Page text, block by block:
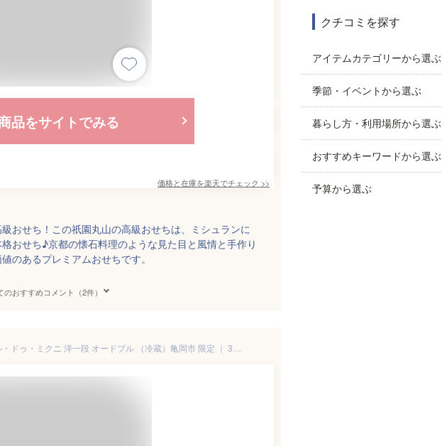
品をサイトでみる
価格と在庫を楽天でチェック >>
おせち！この祇園丸山の高級おせちは、ミシュランに
おせち♪京都の懐石料理のような見た目と風情と手作り
のあるプレミアムおせちです。
のおすすめコメント（2件）
クチコミを探す
アイテムカテゴリーから選ぶ
季節・イベントから選ぶ
暮らし方・利用場所から選ぶ
おすすめキーワードから選ぶ
予算から選ぶ